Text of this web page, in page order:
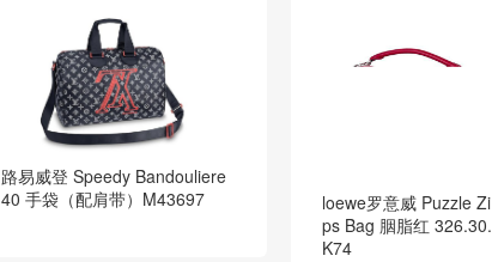
路易威登 Speedy Bandouliere
40 手袋（配肩带）M43697
loewe罗意威 Puzzle Zi
ps Bag 胭脂红 326.30.
K74